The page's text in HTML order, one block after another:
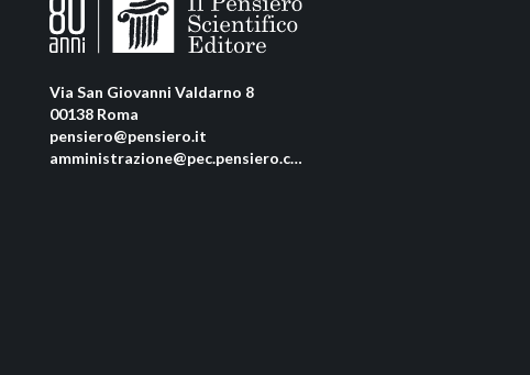
Via San Giovanni Valdarno 8
00138 Roma
pensiero@pensiero.it
amministrazione@pec.pensiero.com